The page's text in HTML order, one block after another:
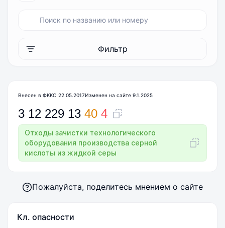
Фильтр
3 12 229 13 40 4
Внесен в ФККО 22.05.2017Изменен на сайте 9.1.2025
Отходы зачистки технологического
оборудования производства серной
кислоты из жидкой серы
Пожалуйста, поделитесь мнением о сайте
Кл. опасности